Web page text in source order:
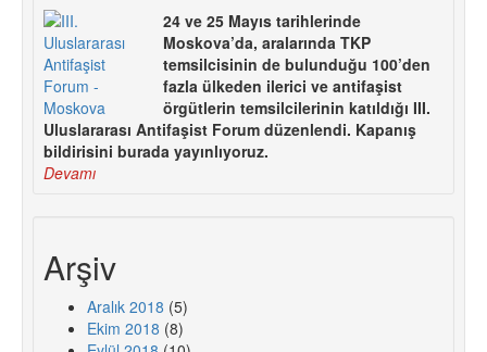
24 ve 25 Mayıs tarihlerinde
Moskova’da, aralarında TKP
temsilcisinin de bulunduğu 100’den
fazla ülkeden ilerici ve antifaşist
örgütlerin temsilcilerinin katıldığı III.
Uluslararası Antifaşist Forum düzenlendi. Kapanış
bildirisini burada yayınlıyoruz.
Devamı
Arşiv
Aralık 2018 (5)
Ekim 2018 (8)